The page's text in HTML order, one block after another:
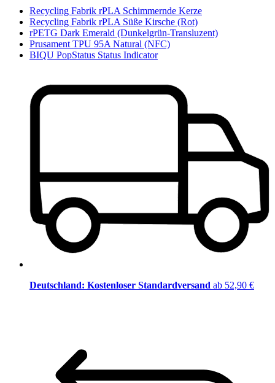
Recycling Fabrik rPLA Schimmernde Kerze
Recycling Fabrik rPLA Süße Kirsche (Rot)
rPETG Dark Emerald (Dunkelgrün-Transluzent)
Prusament TPU 95A Natural (NFC)
BIQU PopStatus Status Indicator
Deutschland: Kostenloser Standardversand ab 52,90 €